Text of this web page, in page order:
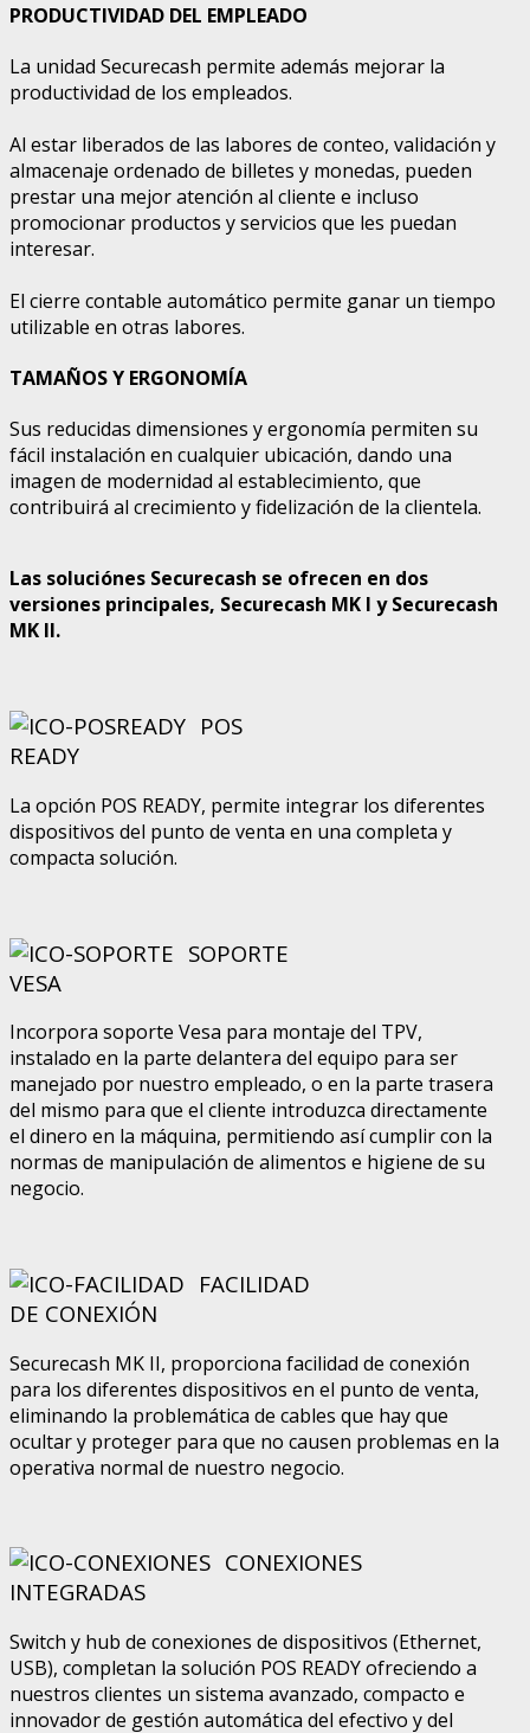
PRODUCTIVIDAD DEL EMPLEADO
La unidad Securecash permite además mejorar la
productividad de los empleados.
Al estar liberados de las labores de conteo, validación y
almacenaje ordenado de billetes y monedas, pueden
prestar una mejor atención al cliente e incluso
promocionar productos y servicios que les puedan
interesar.
El cierre contable automático permite ganar un tiempo
utilizable en otras labores.
TAMAÑOS Y ERGONOMÍA
Sus reducidas dimensiones y ergonomía permiten su
fácil instalación en cualquier ubicación, dando una
imagen de modernidad al establecimiento, que
contribuirá al crecimiento y fidelización de la clientela.
Las soluciónes Securecash se ofrecen en dos
versiones principales, Securecash MK I y Securecash
MK II.
POS
READY
La opción POS READY, permite integrar los diferentes
dispositivos del punto de venta en una completa y
compacta solución.
SOPORTE
VESA
Incorpora soporte Vesa para montaje del TPV,
instalado en la parte delantera del equipo para ser
manejado por nuestro empleado, o en la parte trasera
del mismo para que el cliente introduzca directamente
el dinero en la máquina, permitiendo así cumplir con la
normas de manipulación de alimentos e higiene de su
negocio.
FACILIDAD
DE CONEXIÓN
Securecash MK II, proporciona facilidad de conexión
para los diferentes dispositivos en el punto de venta,
eliminando la problemática de cables que hay que
ocultar y proteger para que no causen problemas en la
operativa normal de nuestro negocio.
CONEXIONES
INTEGRADAS
Switch y hub de conexiones de dispositivos (Ethernet,
USB), completan la solución POS READY ofreciendo a
nuestros clientes un sistema avanzado, compacto e
innovador de gestión automática del efectivo y del